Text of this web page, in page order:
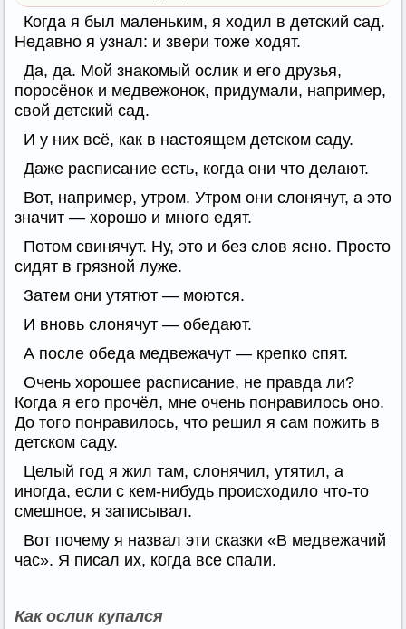
Когда я был маленьким, я ходил в детский сад.
Недавно я узнал: и звери тоже ходят.
Да, да. Мой знакомый ослик и его друзья,
поросёнок и медвежонок, придумали, например,
свой детский сад.
И у них всё, как в настоящем детском саду.
Даже расписание есть, когда они что делают.
Вот, например, утром. Утром они слонячут, а это
значит — хорошо и много едят.
Потом свинячут. Ну, это и без слов ясно. Просто
сидят в грязной луже.
Затем они утятют — моются.
И вновь слонячут — обедают.
А после обеда медвежачут — крепко спят.
Очень хорошее расписание, не правда ли?
Когда я его прочёл, мне очень понравилось оно.
До того понравилось, что решил я сам пожить в
детском саду.
Целый год я жил там, слонячил, утятил, а
иногда, если с кем-нибудь происходило что-то
смешное, я записывал.
Вот почему я назвал эти сказки «В медвежачий
час». Я писал их, когда все спали.
Как ослик купался